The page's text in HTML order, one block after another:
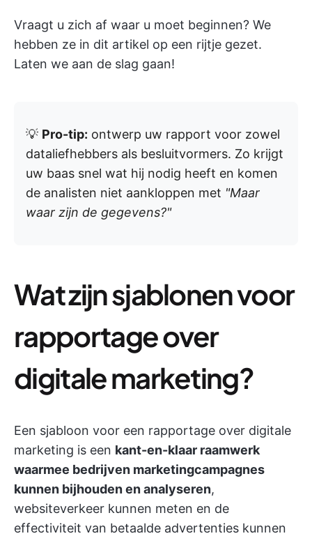
Vraagt u zich af waar u moet beginnen? We
hebben ze in dit artikel op een rijtje gezet.
Laten we aan de slag gaan!
💡 Pro-tip: ontwerp uw rapport voor zowel
dataliefhebbers als besluitvormers. Zo krijgt
uw baas snel wat hij nodig heeft en komen
de analisten niet aankloppen met "Maar
waar zijn de gegevens?"
Wat zijn sjablonen voor
rapportage over
digitale marketing?
Een sjabloon voor een rapportage over digitale
marketing is een kant-en-klaar raamwerk
waarmee bedrijven marketingcampagnes
kunnen bijhouden en analyseren,
websiteverkeer kunnen meten en de
effectiviteit van betaalde advertenties kunnen